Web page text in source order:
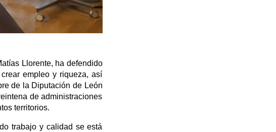
Llorente, ha defendido
empleo y riqueza, así
de la Diputación de León
de administraciones
territorios.
trabajo y calidad se está